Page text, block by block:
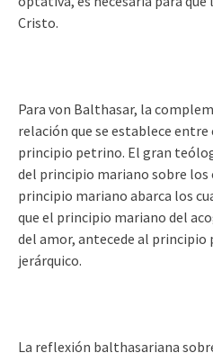
Cristo.
Para von Balthasar, la
relación que se establece
principio petrino. El gran
del principio mariano sobre
principio mariano abarca los
que el principio mariano del
del amor, antecede al
jerárquico.
La reflexión balthasariana